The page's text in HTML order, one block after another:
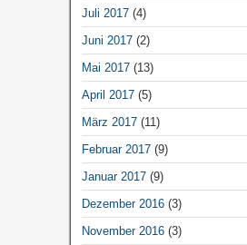
Juli 2017(4)
Juni 2017(2)
Mai 2017(13)
April 2017(5)
März 2017(11)
Februar 2017(9)
Januar 2017(9)
Dezember 2016(3)
November 2016(3)